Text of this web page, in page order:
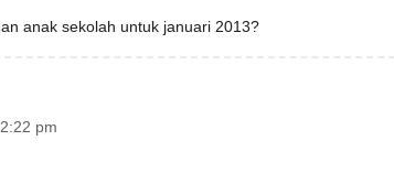
anak sekolah untuk januari 2013?
pm